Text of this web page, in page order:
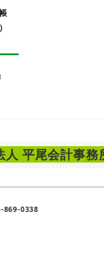
平尾会計事務
869-0338